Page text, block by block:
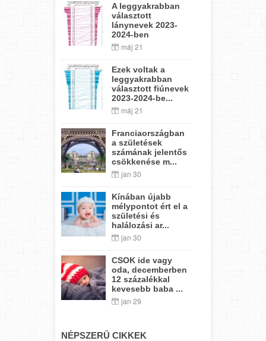
A leggyakrabban
választott
lánynevek 2023-
2024-ben
máj 21
Ezek voltak a
leggyakrabban
választott fiúnevek
2023-2024-be...
máj 21
Franciaországban
a születések
számának jelentős
csökkenése m...
jan 30
Kínában újabb
mélypontot ért el a
születési és
halálozási ar...
jan 30
CSOK ide vagy
oda, decemberben
12 százalékkal
kevesebb baba ...
jan 29
NÉPSZERŰ CIKKEK